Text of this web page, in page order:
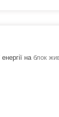
на блок